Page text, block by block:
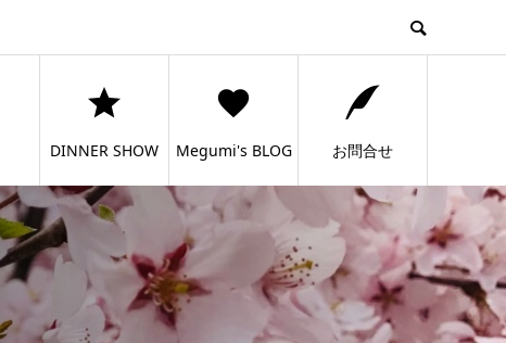
DINNER SHOW Megumi's BLOG お問合せ